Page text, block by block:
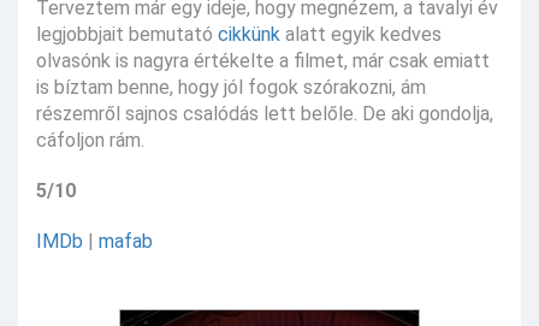
Terveztem már egy ideje, hogy megnézem, a tavalyi év
legjobbjait bemutató cikkünk alatt egyik kedves
olvasónk is nagyra értékelte a filmet, már csak emiatt
is bíztam benne, hogy jól fogok szórakozni, ám
részemről sajnos csalódás lett belőle. De aki gondolja,
cáfoljon rám.
5/10
IMDb | mafab